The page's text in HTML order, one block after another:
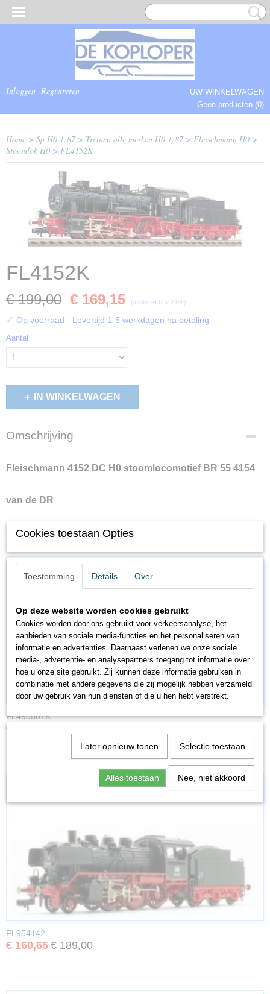
Inloggen Registreren
UW WINKELWAGEN
Geen producten (0)
Home > Sp H0 1:87> Treinen alle merken H0 1:87> Fleischmann H0 >
Stoomlok H0 > FL4152K
FL4152K
€ 199,00 € 169,15 (inclusief btw 21%)
✓ Op voorraad - Levertijd 1-5 werkdagen na betaling
Aantal
IN WINKELWAGEN
Omschrijving
Fleischmann 4152 DC H0 stoomlocomotief BR 55 4154
van de DR
FL490501K
€ 391,20
FL954142
€ 160,65 € 189,00
Cookies toestaan Opties
Toestemming Details Over
Op deze website worden cookies gebruikt
Cookies worden door ons gebruikt voor verkeersanalyse, het
aanbieden van sociale media-functies en het personaliseren van
informatie en advertenties. Daarnaast verlenen we onze sociale
media-, advertentie- en analysepartners toegang tot informatie over
hoe u onze site gebruikt. Zij kunnen deze informatie gebruiken in
combinatie met andere gegevens die zij mogelijk hebben verzameld
door uw gebruik van hun diensten of die u hen hebt verstrekt.
Later opnieuw tonen Selectie toestaan
Alles toestaan Nee, niet akkoord